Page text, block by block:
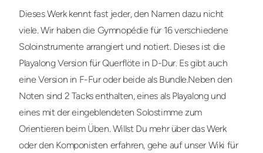
Dieses Werk kennt fast jeder, den Namen dazu nicht
viele. Wir haben die Gymnopédie für 16 verschiedene
Soloinstrumente arrangiert und notiert. Dieses ist die
Playalong Version für Querflöte in D-Dur. Es gibt auch
eine Version in F-Fur oder beide als Bundle.Neben den
Noten sind 2 Tacks enthalten, eines als Playalong und
eines mit der eingeblendeten Solostimme zum
Orientieren beim Üben. Willst Du mehr über das Werk
oder den Komponisten erfahren, gehe auf unser Wiki für